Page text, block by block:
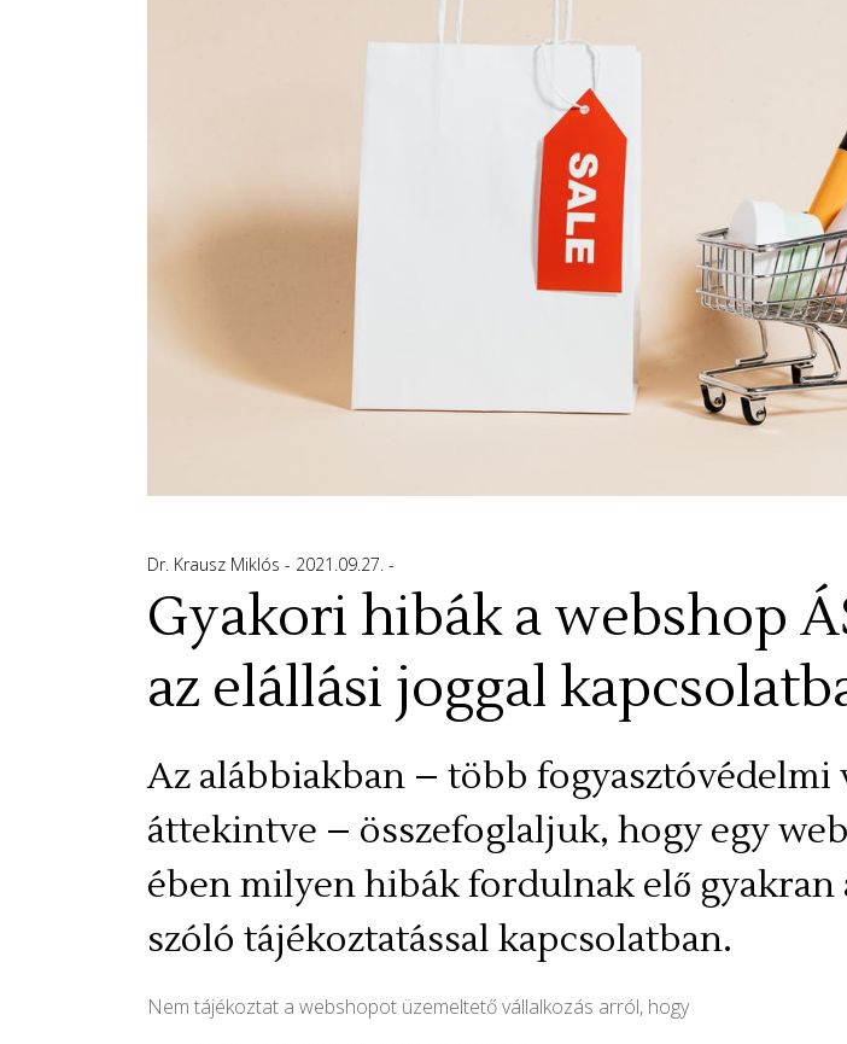
Dr. Krausz Miklós 2021.09.27.
Gyakori hibák a webshop
az elállási joggal
Az alábbiakban – több fogyasztóvédelmi
áttekintve – összefoglaljuk, hogy egy
ében milyen hibák fordulnak elő gyakran
szóló tájékoztatással kapcsolatban.
Nem tájékoztat a webshopot üzemeltető vállalkozás arról, hogy